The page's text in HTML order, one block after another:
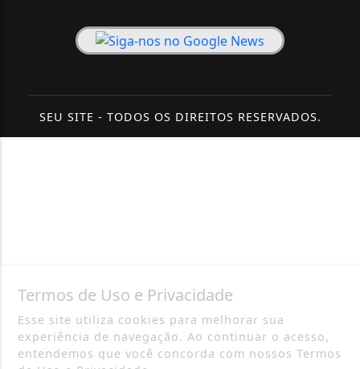
SEU SITE - TODOS OS DIREITOS RESERVADOS.
Termos de Uso e Privacidade
Esse site utiliza cookies para melhorar sua
experiência de navegação. Ao continuar o acesso,
entendemos que você concorda com nossos Termos